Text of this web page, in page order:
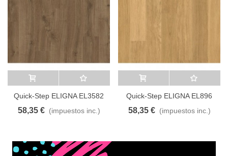
Añadir al carrito A lista de deseos
Quick-Step ELIGNA EL3582
Roble Newcastle marrón
58,35 € (impuestos inc.)
Añadir al carrito A lista de deseos
Quick-Step ELIGNA EL896
Roble Barnizado Natural
58,35 € (impuestos inc.)